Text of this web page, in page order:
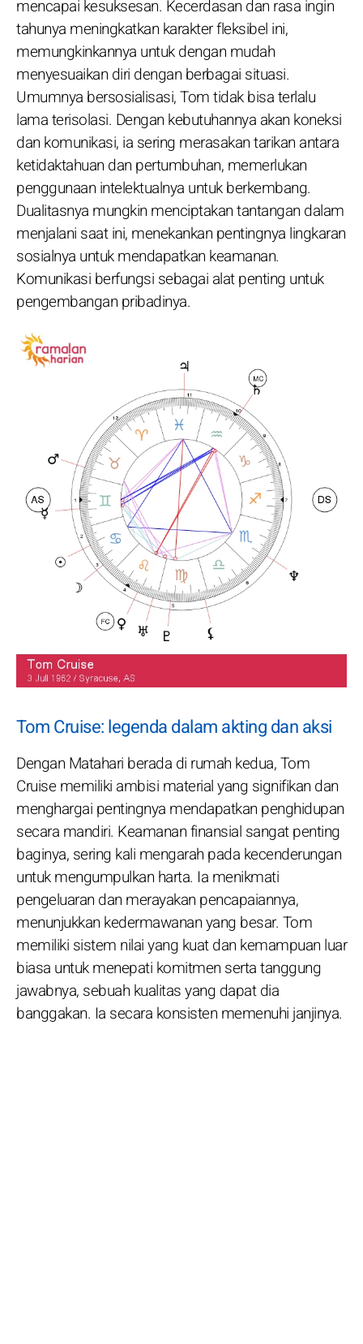
mencapai kesuksesan. Kecerdasan dan rasa ingin
tahunya meningkatkan karakter fleksibel ini,
memungkinkannya untuk dengan mudah
menyesuaikan diri dengan berbagai situasi.
Umumnya bersosialisasi, Tom tidak bisa terlalu
lama terisolasi. Dengan kebutuhannya akan koneksi
dan komunikasi, ia sering merasakan tarikan antara
ketidaktahuan dan pertumbuhan, memerlukan
penggunaan intelektualnya untuk berkembang.
Dualitasnya mungkin menciptakan tantangan dalam
menjalani saat ini, menekankan pentingnya lingkaran
sosialnya untuk mendapatkan keamanan.
Komunikasi berfungsi sebagai alat penting untuk
pengembangan pribadinya.
Tom Cruise: legenda dalam akting dan aksi
Dengan Matahari berada di rumah kedua, Tom
Cruise memiliki ambisi material yang signifikan dan
menghargai pentingnya mendapatkan penghidupan
secara mandiri. Keamanan finansial sangat penting
baginya, sering kali mengarah pada kecenderungan
untuk mengumpulkan harta. Ia menikmati
pengeluaran dan merayakan pencapaiannya,
menunjukkan kedermawanan yang besar. Tom
memiliki sistem nilai yang kuat dan kemampuan luar
biasa untuk menepati komitmen serta tanggung
jawabnya, sebuah kualitas yang dapat dia
banggakan. Ia secara konsisten memenuhi janjinya.